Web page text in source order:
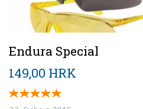
Endura Special
149,00 HRK